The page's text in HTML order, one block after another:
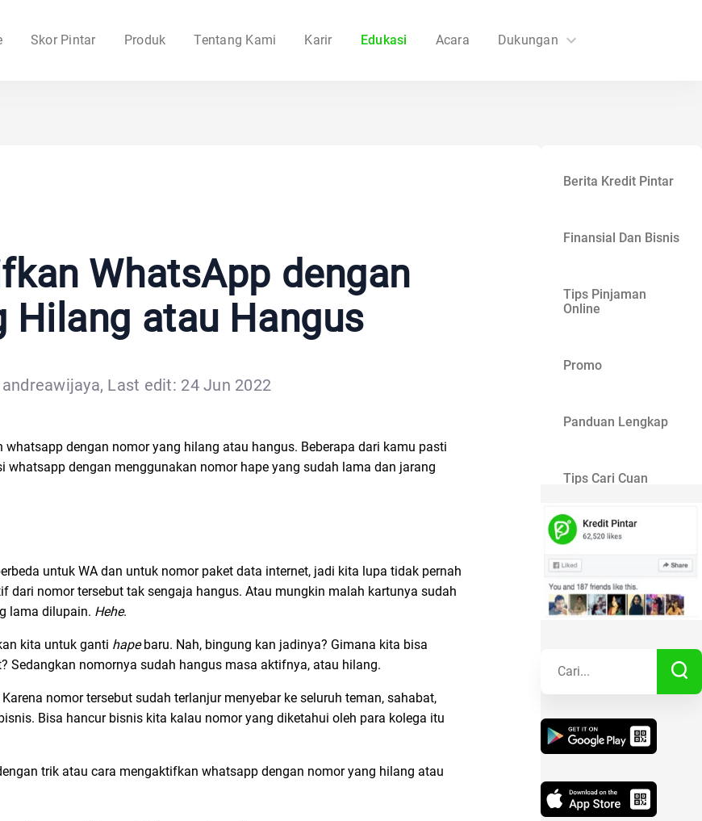
Skor Pintar Produk Tentang Kami Karir Edukasi Acara Dukungan
WhatsApp dengan
Hilang atau Hangus
Last edit: 24 Jun 2022
dengan nomor yang hilang atau hangus. Beberapa dari kamu pasti
dengan menggunakan nomor hape yang sudah lama dan jarang
untuk WA dan untuk nomor paket data internet, jadi kita lupa tidak pernah
dari nomor tersebut tak sengaja hangus. Atau mungkin malah kartunya sudah
lama dilupain. Hehe.
kita untuk ganti hape baru. Nah, bingung kan jadinya? Gimana kita bisa
Sedangkan nomornya sudah hangus masa aktifnya, atau hilang.
nomor tersebut sudah terlanjur menyebar ke seluruh teman, sahabat,
Bisa hancur bisnis kita kalau nomor yang diketahui oleh para kolega itu
trik atau cara mengaktifkan whatsapp dengan nomor yang hilang atau
Berita Kredit Pintar
Finansial Dan Bisnis
Tips Pinjaman
Online
Promo
Panduan Lengkap
Tips Cari Cuan
Gaya Hidup
Kisah Sukses